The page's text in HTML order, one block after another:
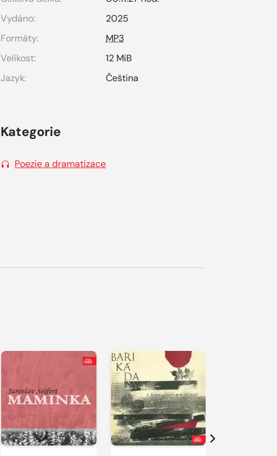
Vydáno:
2025
Formáty:
MP3
Velikost:
12 MiB
Jazyk:
Čeština
Kategorie
Poezie a dramatizace
Přehrát
ukázku
Další